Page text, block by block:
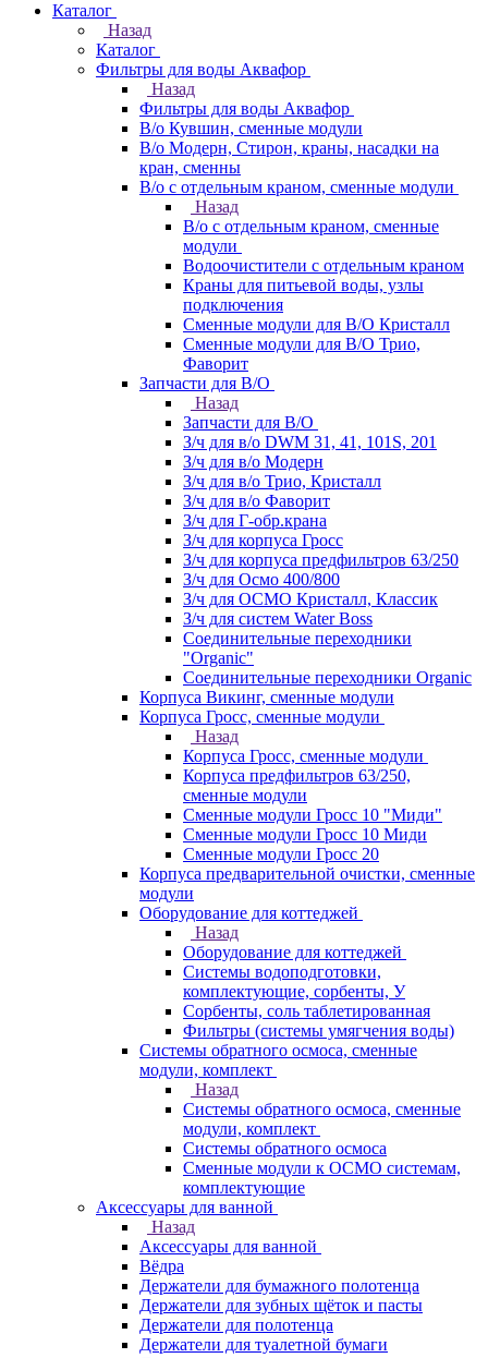
Каталог
Назад
Каталог
Фильтры для воды Аквафор
Назад
Фильтры для воды Аквафор
В/о Кувшин, сменные модули
В/о Модерн, Стирон, краны, насадки на
кран, сменны
В/о с отдельным краном, сменные модули
Назад
В/о с отдельным краном, сменные
модули
Водоочистители с отдельным краном
Краны для питьевой воды, узлы
подключения
Сменные модули для В/О Кристалл
Сменные модули для В/О Трио,
Фаворит
Запчасти для В/О
Назад
Запчасти для В/О
З/ч для в/о DWM 31, 41, 101S, 201
З/ч для в/о Модерн
З/ч для в/о Трио, Кристалл
З/ч для в/о Фаворит
З/ч для Г-обр.крана
З/ч для корпуса Гросс
З/ч для корпуса предфильтров 63/250
З/ч для Осмо 400/800
З/ч для ОСМО Кристалл, Классик
З/ч для систем Water Boss
Соединительные переходники
"Organic"
Соединительные переходники Organic
Корпуса Викинг, сменные модули
Корпуса Гросс, сменные модули
Назад
Корпуса Гросс, сменные модули
Корпуса предфильтров 63/250,
сменные модули
Сменные модули Гросс 10 "Миди"
Сменные модули Гросс 10 Миди
Сменные модули Гросс 20
Корпуса предварительной очистки, сменные
модули
Оборудование для коттеджей
Назад
Оборудование для коттеджей
Системы водоподготовки,
комплектующие, сорбенты, У
Сорбенты, соль таблетированная
Фильтры (системы умягчения воды)
Системы обратного осмоса, сменные
модули, комплект
Назад
Системы обратного осмоса, сменные
модули, комплект
Системы обратного осмоса
Сменные модули к ОСМО системам,
комплектующие
Аксессуары для ванной
Назад
Аксессуары для ванной
Вёдра
Держатели для бумажного полотенца
Держатели для зубных щёток и пасты
Держатели для полотенца
Держатели для туалетной бумаги